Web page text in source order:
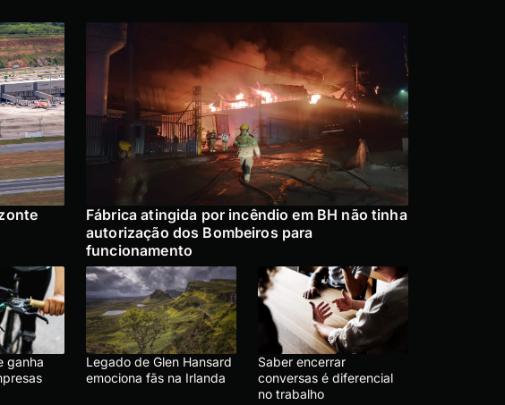
Fábrica atingida por incêndio em BH não tinha
autorização dos Bombeiros para
funcionamento
ganha
Legado de Glen Hansard
emociona fãs na Irlanda
Saber encerrar
conversas é diferencial
no trabalho